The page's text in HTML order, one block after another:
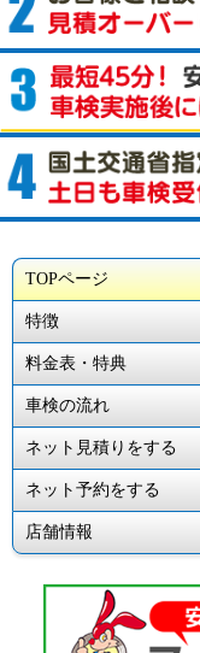
TOPページ
特徴
料金表・特典
車検の流れ
ネット見積りをする
ネット予約をする
店舗情報